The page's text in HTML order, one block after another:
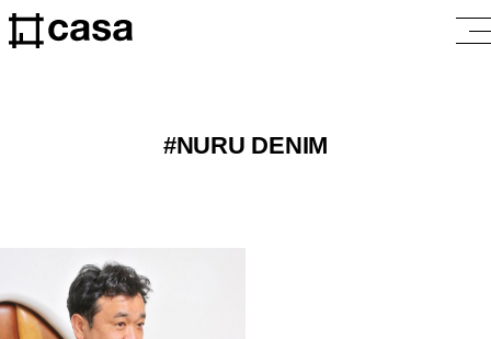
NURU DENIM